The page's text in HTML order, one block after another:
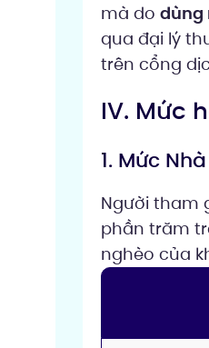
mà do dùng
qua đại lý
trên cổng
IV. Mức
1. Mức
Người tham
phần trăm
nghèo của